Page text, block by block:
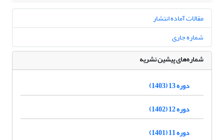
مقالات آماده انتشار
شماره جاری
شماره‌های پیشین نشریه
دوره 13 (1403)
دوره 12 (1402)
دوره 11 (1401)